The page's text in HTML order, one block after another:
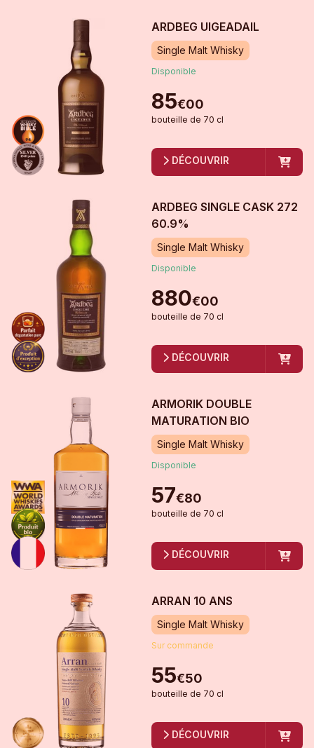
ARDBEG UIGEADAIL
Single Malt Whisky
Disponible
85€00
bouteille de 70 cl
DÉCOUVRIR
ARDBEG SINGLE CASK 272
60.9%
Single Malt Whisky
Disponible
880€00
bouteille de 70 cl
DÉCOUVRIR
ARMORIK DOUBLE
MATURATION BIO
Single Malt Whisky
Disponible
57€80
bouteille de 70 cl
DÉCOUVRIR
ARRAN 10 ANS
Single Malt Whisky
Sur commande
55€50
bouteille de 70 cl
DÉCOUVRIR